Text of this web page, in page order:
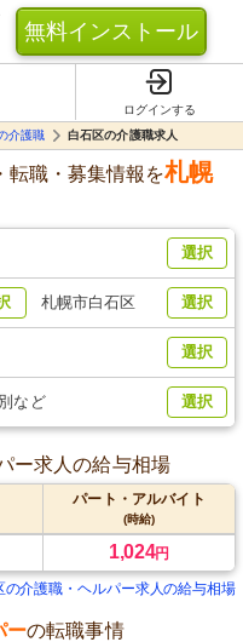
無料インストール
ログインする
介護職 白石区の介護職求人
転職・募集情報を札幌
選択
札幌市白石区 選択
選択
など 選択
ー求人の給与相場
パート・アルバイト
(時給)
1,024円
の介護職・ヘルパー求人の給与相場
ーの転職事情